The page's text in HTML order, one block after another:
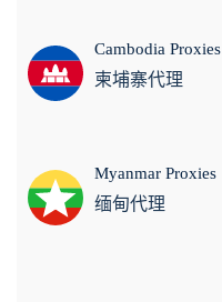
Cambodia Proxies
柬埔寨代理
Myanmar Proxies
缅甸代理